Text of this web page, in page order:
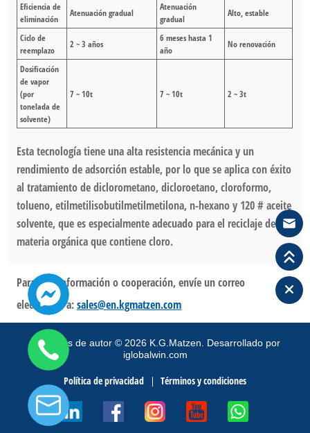
Eficiencia de
eliminación
Atenuación gradual
Atenuación
gradual
Alto, estable
Ciclo de
reemplazo
2 ~ 3 años
6 meses hasta 1
año
No renovación
Dosificación
de vapor
(por
tonelada de
solvente)
7 ~ 10t 7 ~ 10t 2 ~ 3t
Esta tecnología tiene una alta resistencia mecánica y un
rendimiento de adsorción estable, por lo que se aplica con éxito
al tratamiento de diclorometano, dicloroetano, cloroformo,
tolueno, etilmetilisobutilmetilmetilona, n-hexano y 120 # aceite
solvente, que es especialmente adecuado para el reciclaje de
materia orgánica que contiene cloro.
Para más información o cooperación, envíe un correo
electrónico a:sales@en.kgmatzen.com
Derechos de autor © 2026 K.G.Matzen. Desarrollado por
iglobalwin.com
Política de privacidad Términos y condiciones